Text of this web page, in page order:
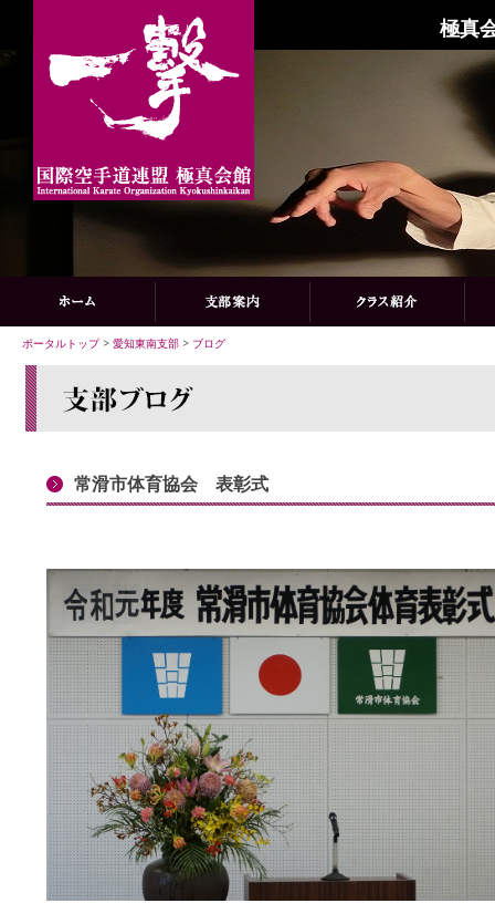
極真
ポータルトップ> 愛知東南支部 > ブログ
常滑市体育協会 表彰式